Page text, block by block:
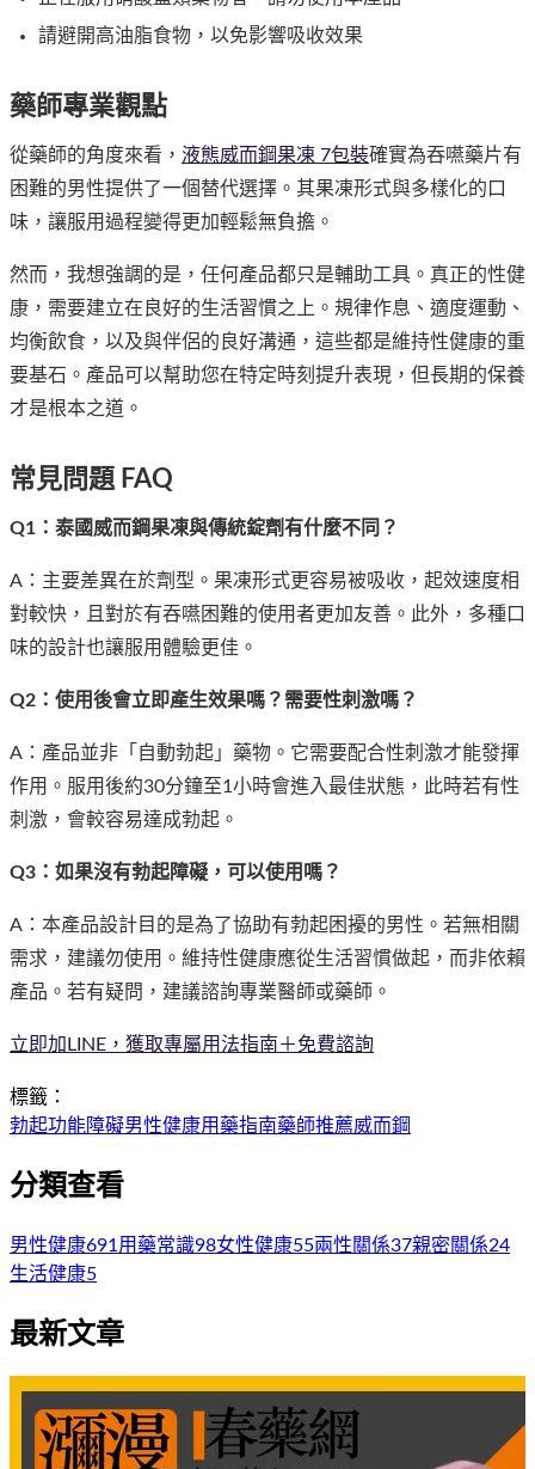
請避開高油脂食物，以免影響吸收效果
藥師專業觀點
從藥師的角度來看， 液態威而鋼果凍 7包裝確實為吞嚥藥片有
困難的男性提供了一個替代選擇。其果凍形式與多樣化的口
味，讓服用過程變得更加輕鬆無負擔。
然而，我想強調的是，任何產品都只是輔助工具。真正的性健
康，需要建立在良好的生活習慣之上。規律作息、適度運動、
均衡飲食，以及與伴侶的良好溝通，這些都是維持性健康的重
要基石。產品可以幫助您在特定時刻提升表現，但長期的保養
才是根本之道。
常見問題 FAQ
Q1：泰國威而鋼果凍與傳統錠劑有什麼不同？
A：主要差異在於劑型。果凍形式更容易被吸收，起效速度相
對較快，且對於有吞嚥困難的使用者更加友善。此外，多種口
味的設計也讓服用體驗更佳。
Q2：使用後會立即產生效果嗎？需要性刺激嗎？
A：產品並非「自動勃起」藥物。它需要配合性刺激才能發揮
作用。服用後約30分鐘至1小時會進入最佳狀態，此時若有性
刺激，會較容易達成勃起。
Q3：如果沒有勃起障礙，可以使用嗎？
A：本產品設計目的是為了協助有勃起困擾的男性。若無相關
需求，建議勿使用。維持性健康應從生活習慣做起，而非依賴
產品。若有疑問，建議諮詢專業醫師或藥師。
立即加LINE，獲取專屬用法指南＋免費諮詢
標籤：
勃起功能障礙男性健康用藥指南藥師推薦威而鋼
分類查看
男性健康691 用藥常識98女性健康55兩性關係37親密關係24
生活健康5
最新文章